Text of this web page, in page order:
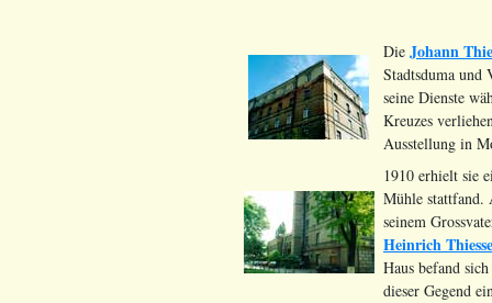
Die Johann
Stadtsduma und
seine Dienste
Kreuzes
Ausstellung in
1910 erhielt sie
Mühle stattfand.
seinem
Heinrich
Haus befand
dieser Gegend